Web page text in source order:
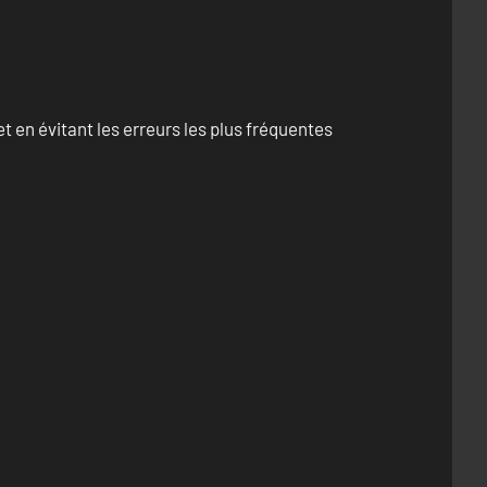
en évitant les erreurs les plus fréquentes